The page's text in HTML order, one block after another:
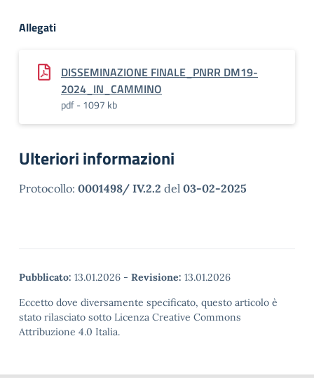
Allegati
DISSEMINAZIONE FINALE_PNRR DM19-
2024_IN_CAMMINO
pdf - 1097 kb
Ulteriori informazioni
Protocollo: 0001498/ IV.2.2 del 03-02-2025
Pubblicato: 13.01.2026 - Revisione: 13.01.2026
Eccetto dove diversamente specificato, questo articolo è
stato rilasciato sotto Licenza Creative Commons
Attribuzione 4.0 Italia.